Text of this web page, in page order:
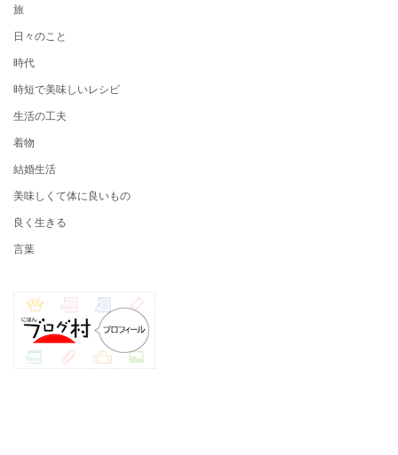
旅
日々のこと
時代
時短で美味しいレシピ
生活の工夫
着物
結婚生活
美味しくて体に良いもの
良く生きる
言葉